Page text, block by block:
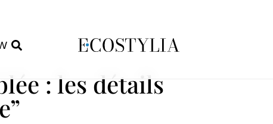
: les détails